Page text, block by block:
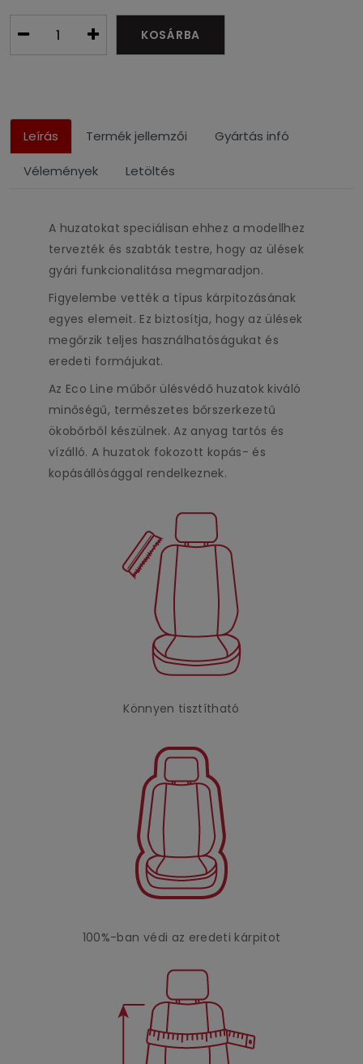
KOSÁRBA
Leírás Termék jellemzői Gyártás infó
Vélemények Letöltés
A huzatokat speciálisan ehhez a modellhez
tervezték és szabták testre, hogy az ülések
gyári funkcionalitása megmaradjon.
Figyelembe vették a típus kárpitozásának
egyes elemeit. Ez biztosítja, hogy az ülések
megőrzik teljes használhatóságukat és
eredeti formájukat.
Az Eco Line műbőr ülésvédő huzatok kiváló
minőségű, természetes bőrszerkezetű
ökobőrből készülnek. Az anyag tartós és
vízálló. A huzatok fokozott kopás- és
kopásállósággal rendelkeznek.
Könnyen tisztítható
100%-ban védi az eredeti kárpitot